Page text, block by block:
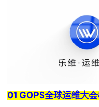
01 GOPS全球运维大